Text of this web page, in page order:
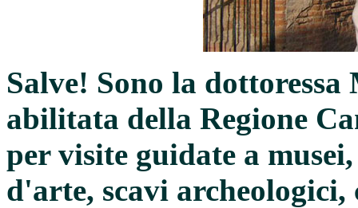
Salve! Sono la
abilitata della Regione
per visite guidate a
d'arte, scavi